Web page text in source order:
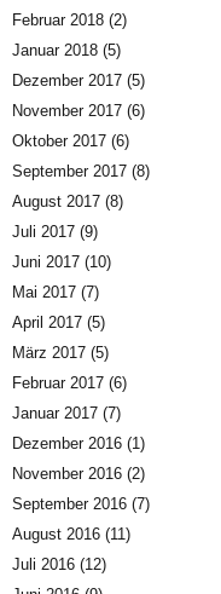
Februar 2018 (2)
Januar 2018 (5)
Dezember 2017 (5)
November 2017 (6)
Oktober 2017 (6)
September 2017 (8)
August 2017 (8)
Juli 2017 (9)
Juni 2017 (10)
Mai 2017 (7)
April 2017 (5)
März 2017 (5)
Februar 2017 (6)
Januar 2017 (7)
Dezember 2016 (1)
November 2016 (2)
September 2016 (7)
August 2016 (11)
Juli 2016 (12)